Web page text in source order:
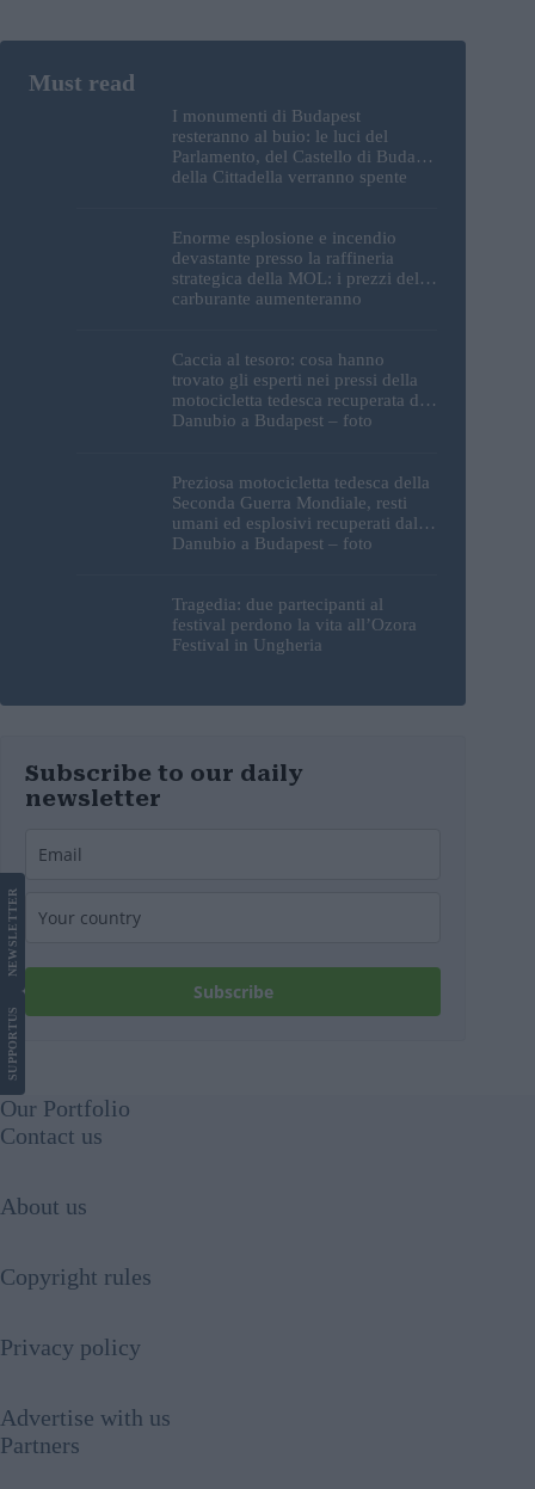
I monumenti di Budapest
resteranno al buio: le luci del
Parlamento, del Castello di Buda e
della Cittadella verranno spente
Enorme esplosione e incendio
devastante presso la raffineria
strategica della MOL: i prezzi del
carburante aumenteranno
Caccia al tesoro: cosa hanno
trovato gli esperti nei pressi della
motocicletta tedesca recuperata dal
Danubio a Budapest – foto
Preziosa motocicletta tedesca della
Seconda Guerra Mondiale, resti
umani ed esplosivi recuperati dal
Danubio a Budapest – foto
Tragedia: due partecipanti al
festival perdono la vita all’Ozora
Festival in Ungheria
Subscribe to our daily
newsletter
Subscribe
SUPPORT
US
NEWS
LETTER
Our Portfolio
Contact us
About us
Copyright rules
Privacy policy
Advertise with us
Partners